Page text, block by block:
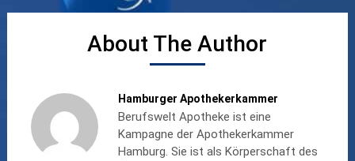
About The Author
Hamburger Apothekerkammer
Berufswelt Apotheke ist eine
Kampagne der Apothekerkammer
Hamburg. Sie ist als Körperschaft des